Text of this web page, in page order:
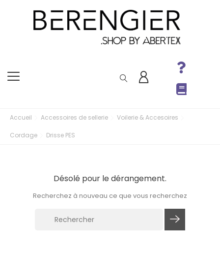
Accueil Accessoires de sellerie Voilerie & Accesoires
Cordage Drisse PES
Désolé pour le dérangement.
Recherchez à nouveau ce que vous recherchez